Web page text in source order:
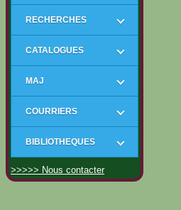
RECHERCHES
CATALOGUES
MAJ
COURRIERS
BIBLIOTHEQUES
>>>>> Nous contacter